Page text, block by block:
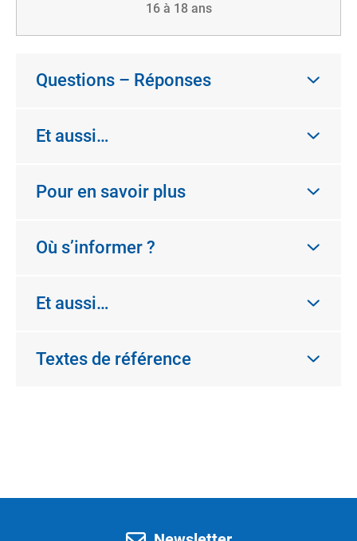
16 à 18 ans
Questions – Réponses
Et aussi…
Pour en savoir plus
Où s’informer ?
Et aussi…
Textes de référence